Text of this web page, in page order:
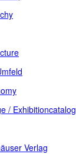
/
Verlag